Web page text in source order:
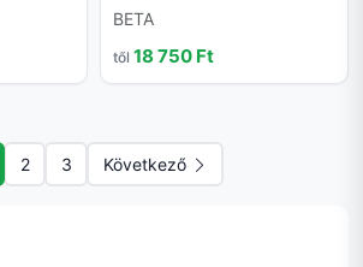
BETA
től 18 750 Ft
2 3 Következő